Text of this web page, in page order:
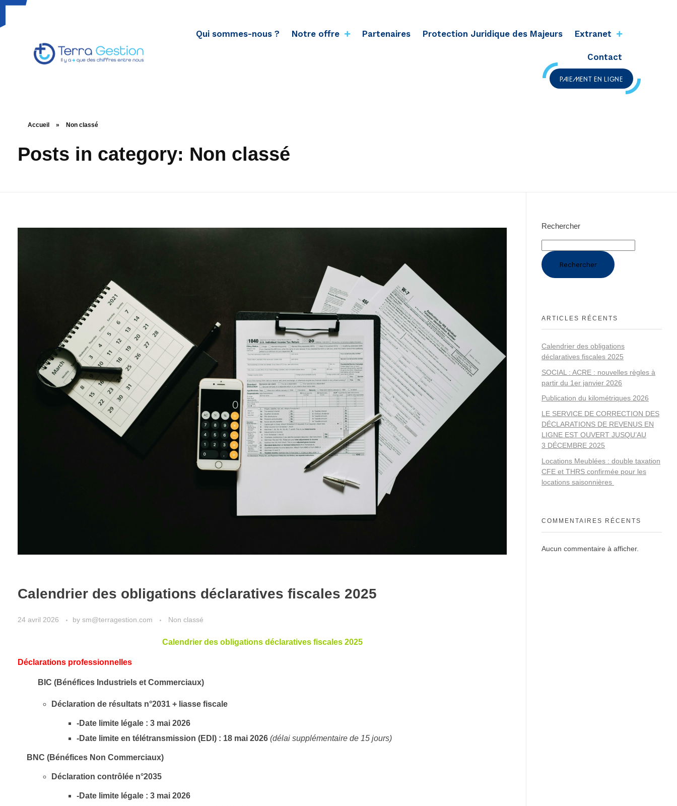
Qui sommes-nous ? Notre offre Partenaires Protection Juridique des Majeurs Extranet
Contact
PAIEMENT EN LIGNE
Accueil » Non classé
Posts in category: Non classé
Calendrier des obligations déclaratives fiscales 2025
24 avril 2026 by sm@terragestion.com Non classé
Calendrier des obligations déclaratives fiscales 2025
Déclarations professionnelles
BIC (Bénéfices Industriels et Commerciaux)
Déclaration de résultats n°2031 + liasse fiscale
-Date limite légale : 3 mai 2026
-Date limite en télétransmission (EDI) : 18 mai 2026 (délai supplémentaire de 15 jours)
BNC (Bénéfices Non Commerciaux)
Déclaration contrôlée n°2035
-Date limite légale : 3 mai 2026
Rechercher
Rechercher
ARTICLES RÉCENTS
Calendrier des obligations
déclaratives fiscales 2025
SOCIAL : ACRE : nouvelles règles à
partir du 1er janvier 2026
Publication du kilométriques 2026
LE SERVICE DE CORRECTION DES
DÉCLARATIONS DE REVENUS EN
LIGNE EST OUVERT JUSQU’AU
3 DÉCEMBRE 2025
Locations Meublées : double taxation
CFE et THRS confirmée pour les
locations saisonnières
COMMENTAIRES RÉCENTS
Aucun commentaire à afficher.